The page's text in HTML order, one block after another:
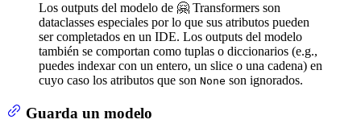
Los outputs del modelo de 🤗 Transformers son
dataclasses especiales por lo que sus atributos pueden
ser completados en un IDE. Los outputs del modelo
también se comportan como tuplas o diccionarios (e.g.,
puedes indexar con un entero, un slice o una cadena) en
cuyo caso los atributos que son None son ignorados.
Guarda un modelo